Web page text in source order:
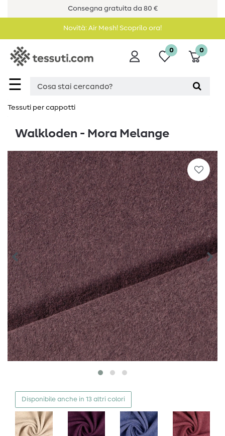
Consegna gratuita da 80 €
Novità: Air Mesh! Scoprilo ora!
☰
0 0
Tessuti per cappotti
Walkloden - Mora Melange
Disponibile anche in 13 altri colori